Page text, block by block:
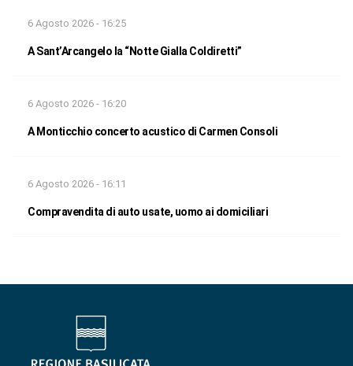
6 Agosto 2026 - 16:25
A Sant’Arcangelo la “Notte Gialla Coldiretti”
6 Agosto 2026 - 16:20
A Monticchio concerto acustico di Carmen Consoli
6 Agosto 2026 - 16:11
Compravendita di auto usate, uomo ai domiciliari